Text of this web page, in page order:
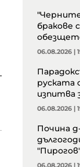
бракове
06.08.2026 |
руската
изпитва
06.08.2026 |
Почина
06.08.2026 |